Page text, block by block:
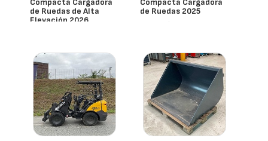
Compacta Cargadora
de Ruedas de Alta
Elevación 2026
Compacta Cargadora
de Ruedas 2025
- España